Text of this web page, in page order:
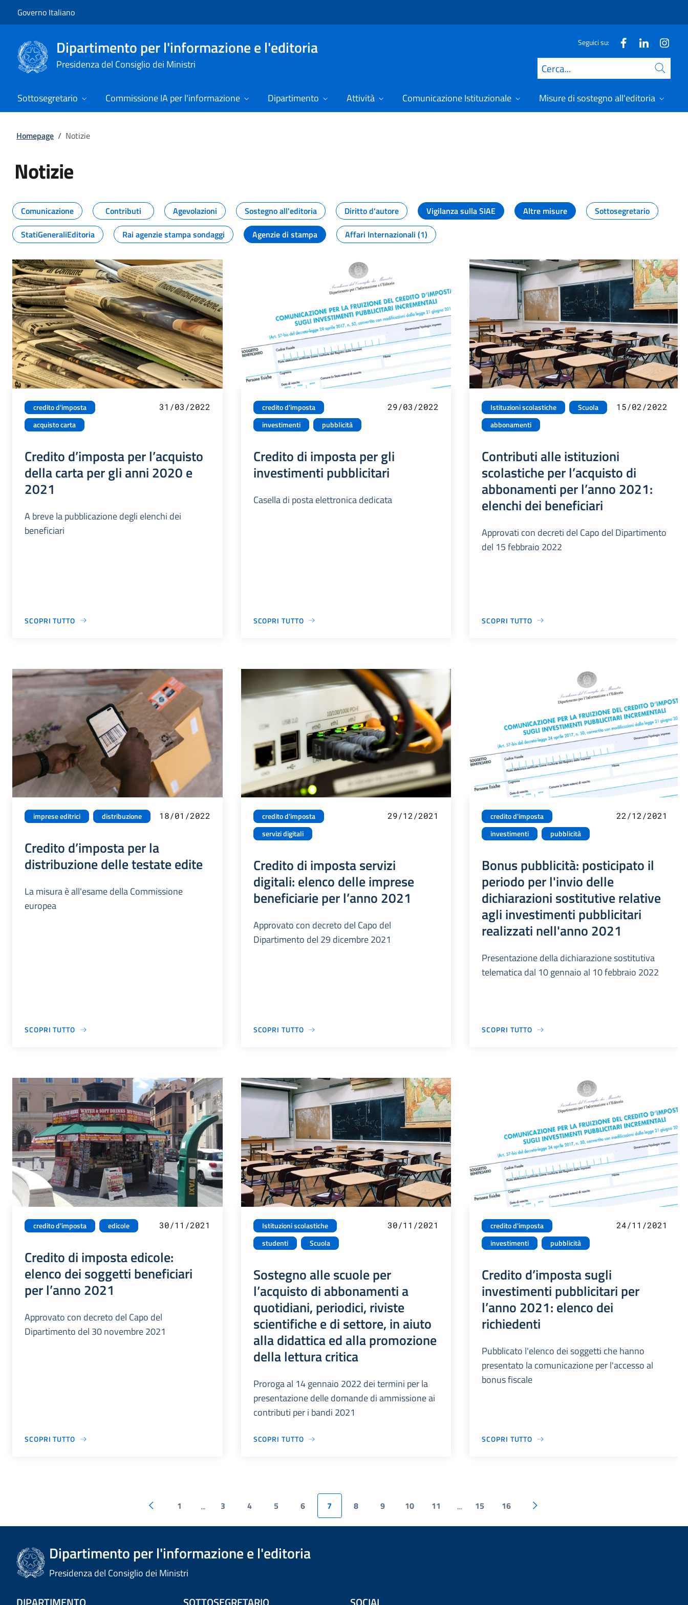
Governo Italiano
Dipartimento per l'informazione e l'editoria
Presidenza del Consiglio dei Ministri
Seguici su:
Cerca
Sottosegretario Commissione IA per l'informazione Dipartimento Attività Comunicazione Istituzionale Misure di sostegno all'editoria
Homepage / Notizie
Notizie
Tutti i contenuti della pagina Notizie
Comunicazione Contributi Agevolazioni Sostegno all'editoria Diritto d'autore Vigilanza sulla SIAE Altre misure
Sottosegretario
StatiGeneraliEditoria
Rai agenzie stampa sondaggi Agenzie di stampa Affari Internazionali (1)
credito d'imposta
acquisto carta
31/03/2022
Credito d’imposta per l’acquisto
della carta per gli anni 2020 e
2021
A breve la pubblicazione degli elenchi dei
beneficiari
SCOPRI TUTTO
credito d'imposta
investimenti
pubblicità
29/03/2022
Credito di imposta per gli
investimenti pubblicitari
Casella di posta elettronica dedicata
SCOPRI TUTTO
Istituzioni scolastiche
Scuola
abbonamenti
15/02/2022
Contributi alle istituzioni
scolastiche per l’acquisto di
abbonamenti per l’anno 2021:
elenchi dei beneficiari
Approvati con decreti del Capo del Dipartimento
del 15 febbraio 2022
SCOPRI TUTTO
imprese editrici distribuzione 18/01/2022
Credito d’imposta per la
distribuzione delle testate edite
La misura è all'esame della Commissione
europea
SCOPRI TUTTO
credito d'imposta
servizi digitali
29/12/2021
Credito di imposta servizi
digitali: elenco delle imprese
beneficiarie per l’anno 2021
Approvato con decreto del Capo del
Dipartimento del 29 dicembre 2021
SCOPRI TUTTO
credito d'imposta
investimenti
pubblicità
22/12/2021
Bonus pubblicità: posticipato il
periodo per l'invio delle
dichiarazioni sostitutive relative
agli investimenti pubblicitari
realizzati nell'anno 2021
Presentazione della dichiarazione sostitutiva
telematica dal 10 gennaio al 10 febbraio 2022
SCOPRI TUTTO
credito d'imposta edicole 30/11/2021
Credito di imposta edicole:
elenco dei soggetti beneficiari
per l’anno 2021
Approvato con decreto del Capo del
Dipartimento del 30 novembre 2021
SCOPRI TUTTO
Istituzioni scolastiche
studenti
Scuola
30/11/2021
Sostegno alle scuole per
l’acquisto di abbonamenti a
quotidiani, periodici, riviste
scientifiche e di settore, in aiuto
alla didattica ed alla promozione
della lettura critica
Proroga al 14 gennaio 2022 dei termini per la
presentazione delle domande di ammissione ai
contributi per i bandi 2021
SCOPRI TUTTO
credito d'imposta
investimenti
pubblicità
24/11/2021
Credito d’imposta sugli
investimenti pubblicitari per
l’anno 2021: elenco dei
richiedenti
Pubblicato l'elenco dei soggetti che hanno
presentato la comunicazione per l'accesso al
bonus fiscale
SCOPRI TUTTO
1 ... 3 4 5 6 7 8 9 10 11 ... 15 16
Dipartimento per l'informazione e l'editoria
Presidenza del Consiglio dei Ministri